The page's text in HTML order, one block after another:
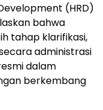
(HRD)
bahwa
tahap klarifikasi,
administrasi
dalam
berkembang